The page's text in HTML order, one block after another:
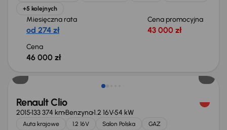
+5 kolejnych
Miesięczna rata
od 274 zł
Cena promocyjna
43 000 zł
Cena
46 000 zł
Taniej o 500 zł
Renault Clio
2015133 374 kmBenzyna1.2 16V54 kW
Auta krajowe 1.2 16V Salon Polska
GAZ